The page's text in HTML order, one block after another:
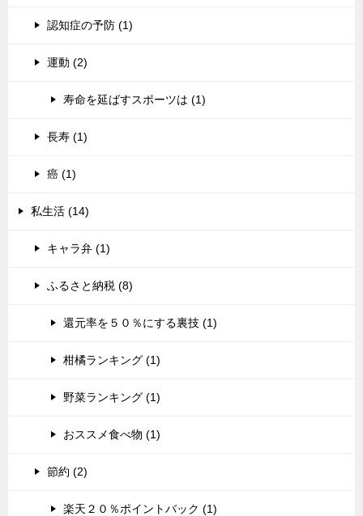
認知症の予防 (1)
運動 (2)
寿命を延ばすスポーツは (1)
長寿 (1)
癌 (1)
私生活 (14)
キャラ弁 (1)
ふるさと納税 (8)
還元率を５０％にする裏技 (1)
柑橘ランキング (1)
野菜ランキング (1)
おススメ食べ物 (1)
節約 (2)
楽天２０％ポイントバック (1)